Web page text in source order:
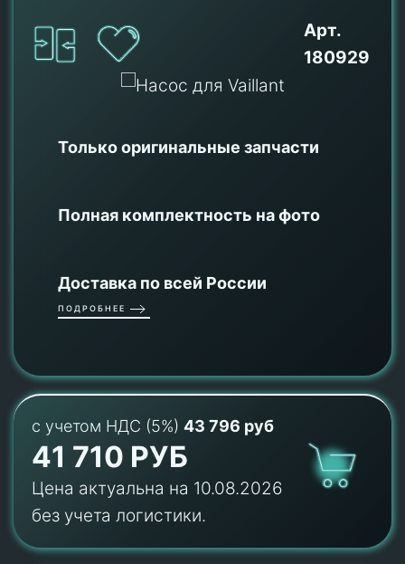
Арт.
180929
Только оригинальные запчасти
Полная комплектность на фото
Доставка по всей России
ПОДРОБНЕЕ
с учетом НДС (5%) 43 796 руб
41 710 РУБ
Цена актуальна на 10.08.2026
без учета логистики.